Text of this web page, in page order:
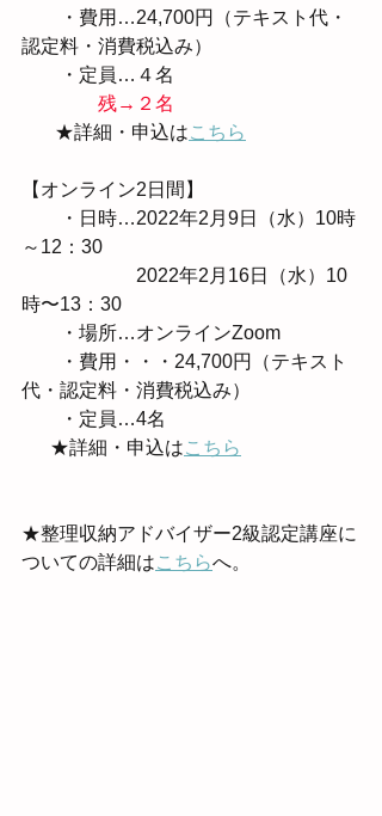
・費用…24,700円（テキスト代・
認定料・消費税込み）
・定員…４名
残→２名
★詳細・申込はこちら
【オンライン2日間】
・日時…2022年2月9日（水）10時
～12：30
2022年2月16日（水）10
時〜13：30
・場所…オンラインZoom
・費用・・・24,700円（テキスト
代・認定料・消費税込み）
・定員…4名
      ★詳細・申込は
こちら
★整理収納アドバイザー2級認定講座に
ついての詳細はこちらへ。